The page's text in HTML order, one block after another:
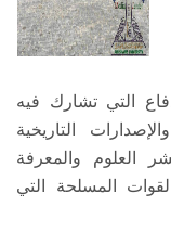
التي تشارك فيه
التاريخية
العلوم والمعرفة
المسلحة التي